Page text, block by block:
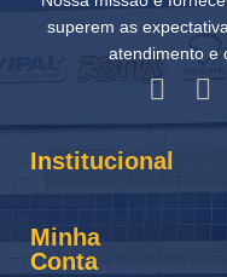
superem as
atendimento e
Institucional
Minha
Conta